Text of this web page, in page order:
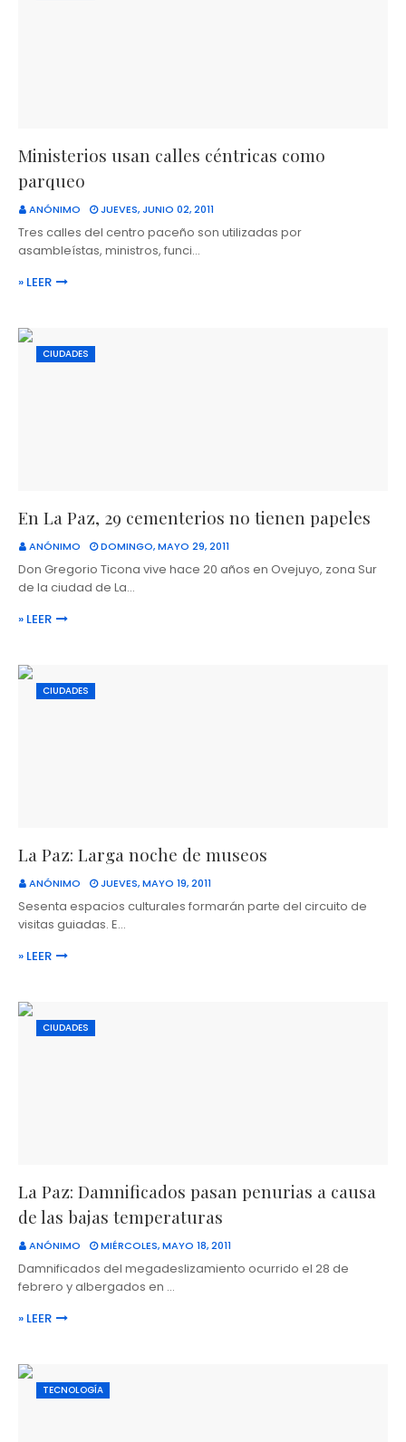
Ministerios usan calles céntricas como
parqueo
ANÓNIMO JUEVES, JUNIO 02, 2011
Tres calles del centro paceño son utilizadas por
asambleístas, ministros, funci…
» LEER
CIUDADES
En La Paz, 29 cementerios no tienen papeles
ANÓNIMO DOMINGO, MAYO 29, 2011
Don Gregorio Ticona vive hace 20 años en Ovejuyo, zona Sur
de la ciudad de La…
» LEER
CIUDADES
La Paz: Larga noche de museos
ANÓNIMO JUEVES, MAYO 19, 2011
Sesenta espacios culturales formarán parte del circuito de
visitas guiadas. E…
» LEER
CIUDADES
La Paz: Damnificados pasan penurias a causa
de las bajas temperaturas
ANÓNIMO MIÉRCOLES, MAYO 18, 2011
Damnificados del megadeslizamiento ocurrido el 28 de
febrero y albergados en …
» LEER
TECNOLOGÍA